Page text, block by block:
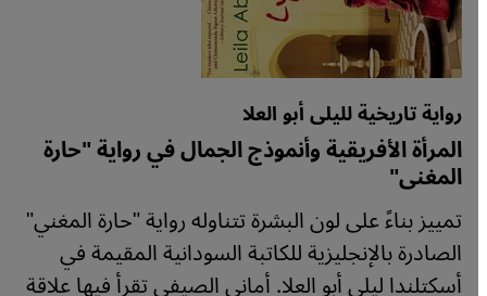
رواية تاريخية لليلى أبو العلا
المرأة الأفريقية وأنموذج الجمال في رواية "حارة
المغنى"
تمييز بناءً على لون البشرة تتناوله رواية "حارة المغني"
الصادرة بالإنجليزية للكاتبة السودانية المقيمة في
أسكتلندا ليلى أبو العلا. أماني الصيفي تقرأ فيها علاقة